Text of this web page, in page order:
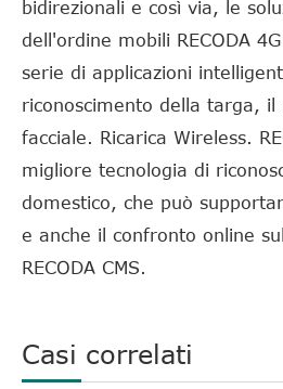
bidirezionali e così via, le
dell'ordine mobili RECODA
serie di applicazioni
riconoscimento della targa, il
facciale. Ricarica Wireless.
migliore tecnologia di
domestico, che può
e anche il confronto online
RECODA CMS.
Casi correlati